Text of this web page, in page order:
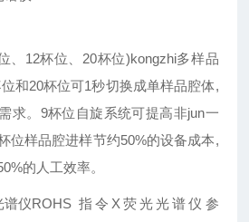
、12杯位、20杯位)kongzhi多样品
和20杯位可1秒切换成单样品腔体,
求。9杯位自旋系统可提高非jun一
位样品腔进样节约50%的设备成本,
的人工效率。
ROHS 指令X荧光光谱仪参